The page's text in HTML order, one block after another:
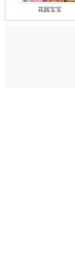
花园宝宝